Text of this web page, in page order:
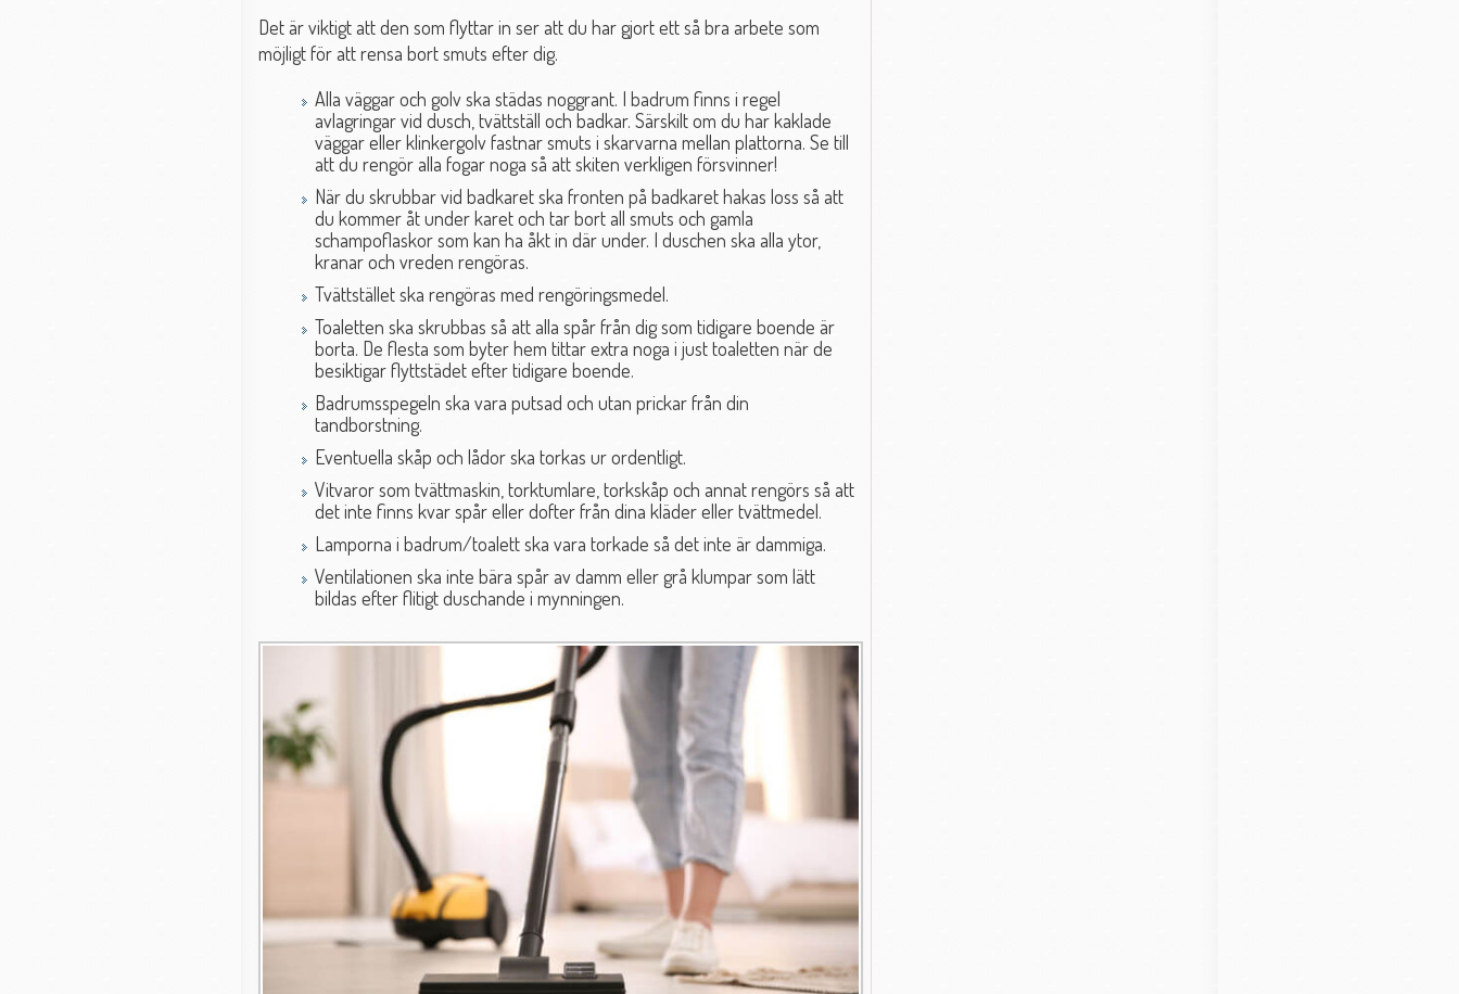
Det är viktigt att den som flyttar in ser att du har gjort ett så bra arbete som
möjligt för att rensa bort smuts efter dig.
Alla väggar och golv ska städas noggrant. I badrum finns i regel
avlagringar vid dusch, tvättställ och badkar. Särskilt om du har kaklade
väggar eller klinkergolv fastnar smuts i skarvarna mellan plattorna. Se till
att du rengör alla fogar noga så att skiten verkligen försvinner!
När du skrubbar vid badkaret ska fronten på badkaret hakas loss så att
du kommer åt under karet och tar bort all smuts och gamla
schampoflaskor som kan ha åkt in där under. I duschen ska alla ytor,
kranar och vreden rengöras.
Tvättstället ska rengöras med rengöringsmedel.
Toaletten ska skrubbas så att alla spår från dig som tidigare boende är
borta. De flesta som byter hem tittar extra noga i just toaletten när de
besiktigar flyttstädet efter tidigare boende.
Badrumsspegeln ska vara putsad och utan prickar från din
tandborstning.
Eventuella skåp och lådor ska torkas ur ordentligt.
Vitvaror som tvättmaskin, torktumlare, torkskåp och annat rengörs så att
det inte finns kvar spår eller dofter från dina kläder eller tvättmedel.
Lamporna i badrum/toalett ska vara torkade så det inte är dammiga.
Ventilationen ska inte bära spår av damm eller grå klumpar som lätt
bildas efter flitigt duschande i mynningen.